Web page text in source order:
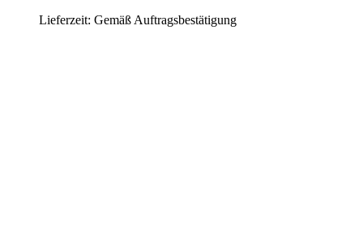
Lieferzeit: Gemäß Auftragsbestätigung